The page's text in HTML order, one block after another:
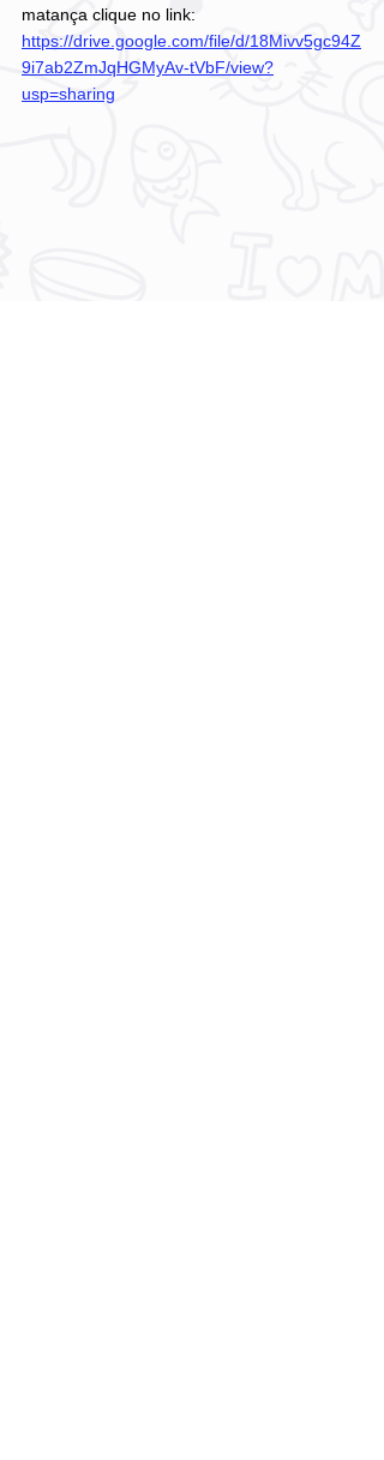
matança clique no link:
https://drive.google.com/file/d/18Mivv5gc94Z
9i7ab2ZmJqHGMyAv-tVbF/view?
usp=sharing